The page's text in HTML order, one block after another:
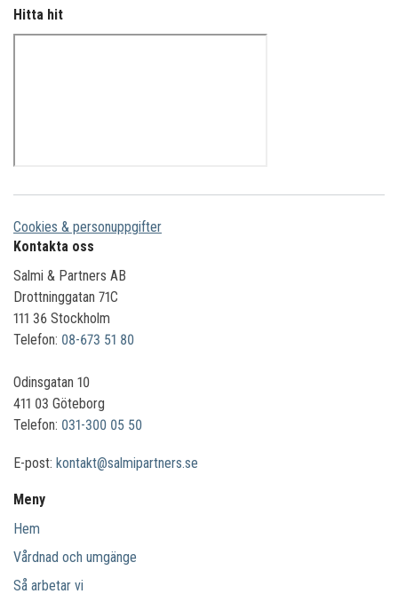
Hitta hit
Cookies & personuppgifter
Kontakta oss
Salmi & Partners AB
Drottninggatan 71C
111 36 Stockholm
Telefon: 08-673 51 80
Odinsgatan 10
411 03 Göteborg
Telefon: 031-300 05 50
E-post: kontakt@salmipartners.se
Meny
Hem
Vårdnad och umgänge
Så arbetar vi